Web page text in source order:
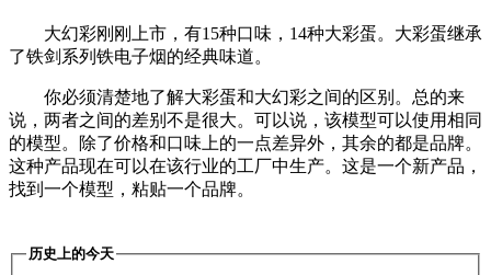
大幻彩刚刚上市，有15种口味，14种大彩蛋。大彩蛋继承
了铁剑系列铁电子烟的经典味道。
你必须清楚地了解大彩蛋和大幻彩之间的区别。总的来
说，两者之间的差别不是很大。可以说，该模型可以使用相同
的模型。除了价格和口味上的一点差异外，其余的都是品牌。
这种产品现在可以在该行业的工厂中生产。这是一个新产品，
找到一个模型，粘贴一个品牌。
历史上的今天